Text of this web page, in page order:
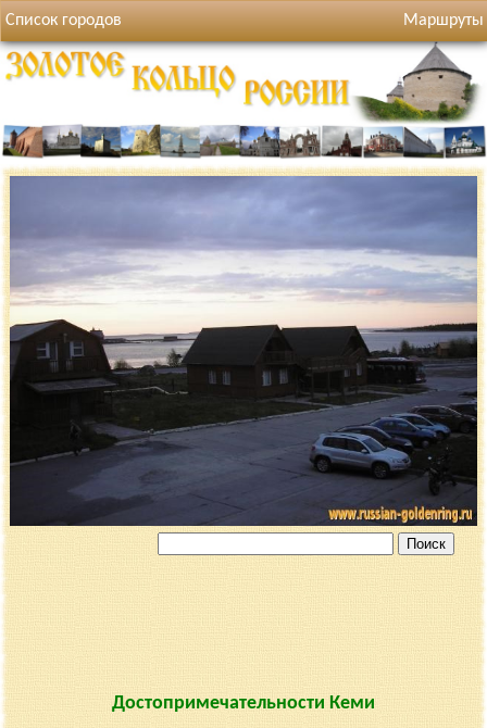
Список городов Маршруты
Достопримечательности Кеми